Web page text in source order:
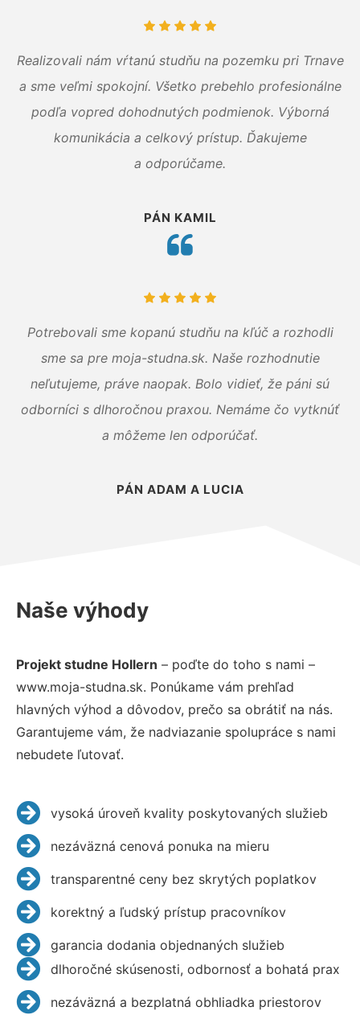
Realizovali nám vŕtanú studňu na pozemku pri Trnave
a sme veľmi spokojní. Všetko prebehlo profesionálne
podľa vopred dohodnutých podmienok. Výborná
komunikácia a celkový prístup. Ďakujeme
a odporúčame.
PÁN KAMIL
Potrebovali sme kopanú studňu na kľúč a rozhodli
sme sa pre moja-studna.sk. Naše rozhodnutie
neľutujeme, práve naopak. Bolo vidieť, že páni sú
odborníci s dlhoročnou praxou. Nemáme čo vytknúť
a môžeme len odporúčať.
PÁN ADAM A LUCIA
Naše výhody
Projekt studne Hollern – poďte do toho s nami –
www.moja-studna.sk. Ponúkame vám prehľad
hlavných výhod a dôvodov, prečo sa obrátiť na nás.
Garantujeme vám, že nadviazanie spolupráce s nami
nebudete ľutovať.
vysoká úroveň kvality poskytovaných služieb
nezáväzná cenová ponuka na mieru
transparentné ceny bez skrytých poplatkov
korektný a ľudský prístup pracovníkov
garancia dodania objednaných služieb
dlhoročné skúsenosti, odbornosť a bohatá prax
nezáväzná a bezplatná obhliadka priestorov